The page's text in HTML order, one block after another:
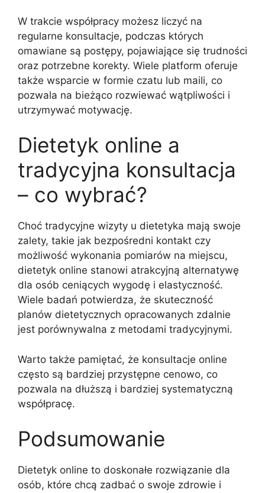
W trakcie współpracy możesz liczyć na
regularne konsultacje, podczas których
omawiane są postępy, pojawiające się trudności
oraz potrzebne korekty. Wiele platform oferuje
także wsparcie w formie czatu lub maili, co
pozwala na bieżąco rozwiewać wątpliwości i
utrzymywać motywację.
Dietetyk online a
tradycyjna konsultacja
– co wybrać?
Choć tradycyjne wizyty u dietetyka mają swoje
zalety, takie jak bezpośredni kontakt czy
możliwość wykonania pomiarów na miejscu,
dietetyk online stanowi atrakcyjną alternatywę
dla osób ceniących wygodę i elastyczność.
Wiele badań potwierdza, że skuteczność
planów dietetycznych opracowanych zdalnie
jest porównywalna z metodami tradycyjnymi.
Warto także pamiętać, że konsultacje online
często są bardziej przystępne cenowo, co
pozwala na dłuższą i bardziej systematyczną
współpracę.
Podsumowanie
Dietetyk online to doskonałe rozwiązanie dla
osób, które chcą zadbać o swoje zdrowie i